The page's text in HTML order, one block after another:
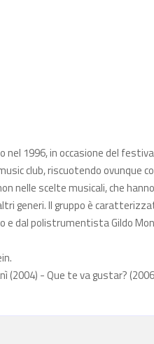
nel 1996, in occasione del
club, riscuotendo ovunque
nelle scelte musicali, che
generi. Il gruppo è
e dal polistrumentista Gildo
(2004) - Que te va gustar?